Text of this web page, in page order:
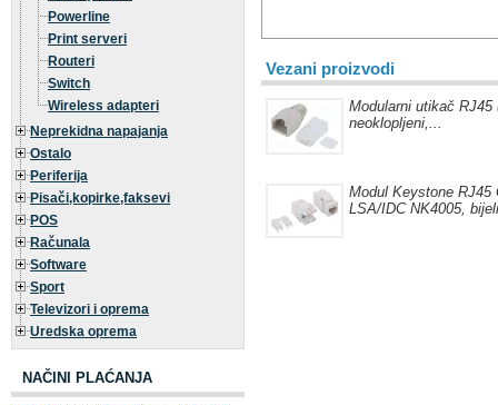
Powerline
Print serveri
Routeri
Switch
Wireless adapteri
Neprekidna napajanja
Ostalo
Periferija
Pisači,kopirke,faksevi
POS
Računala
Software
Sport
Televizori i oprema
Uredska oprema
NAČINI PLAĆANJA
Vezani proizvodi
Modularni utikač RJ45
neoklopljeni,...
Modul Keystone RJ45
LSA/IDC NK4005, bijeli